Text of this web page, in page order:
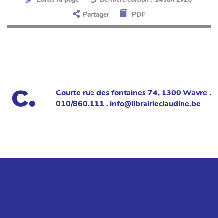
Partager
PDF
Courte rue des fontaines 74, 1300 Wavre .
010/860.111 . info@librairieclaudine.be